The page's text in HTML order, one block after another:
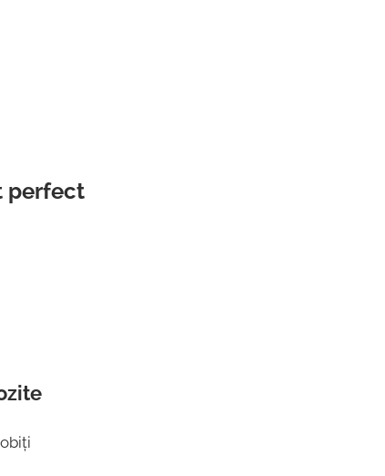
perfect